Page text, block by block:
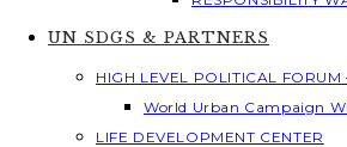
UN SDGS & PARTNERS
HIGH LEVEL POLITICAL FORUM
World Urban Campaign
LIFE DEVELOPMENT CENTER